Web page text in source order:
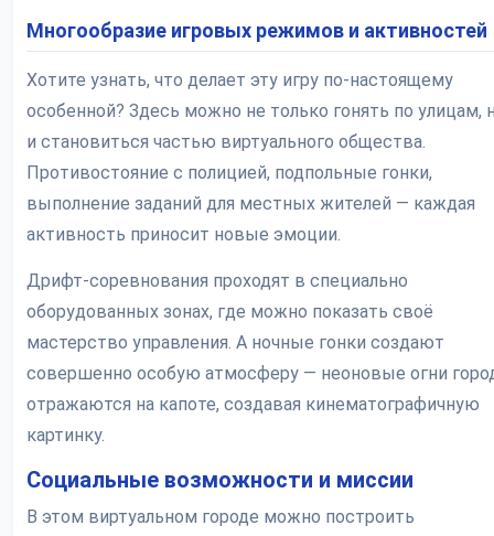
Многообразие игровых режимов и активностей
Хотите узнать, что делает эту игру по-настоящему
особенной? Здесь можно не только гонять по улицам,
и становиться частью виртуального общества.
Противостояние с полицией, подпольные гонки,
выполнение заданий для местных жителей — каждая
активность приносит новые эмоции.
Дрифт-соревнования проходят в специально
оборудованных зонах, где можно показать своё
мастерство управления. А ночные гонки создают
совершенно особую атмосферу — неоновые огни
отражаются на капоте, создавая кинематографичную
картинку.
Социальные возможности и миссии
В этом виртуальном городе можно построить